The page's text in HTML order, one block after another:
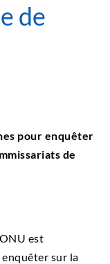
de
pour enquêter
de
est
sur la